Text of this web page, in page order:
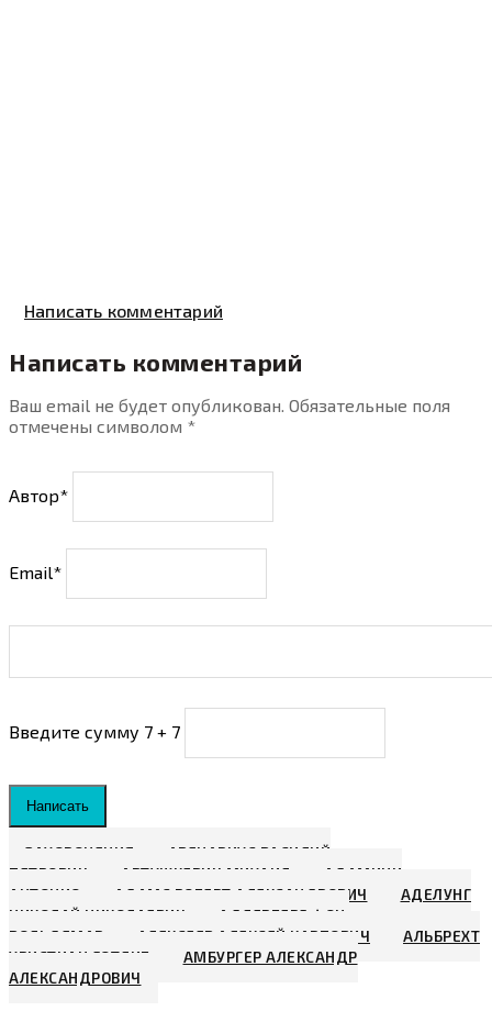
Написать комментарий
Написать комментарий
Ваш email не будет опубликован. Обязательные поля
отмечены символом *
Автор*
Email*
Введите сумму 7 + 7
Написать
ЗАХОРОНЕНИЯ
АВЕНАРИУС ВАСИЛИЙ
ПЕТРОВИЧ
АВТУШКЕВИЧ МИХАИЛ
АДАМИНИ
АНТОНИО
АДАМС РОБЕРТ АЛЕКСАНДРОВИЧ
АДЕЛУНГ
НИКОЛАЙ НИКОЛАЕВИЧ
АДЛЕРБЕРГ ФОН,
ВОЛЬДЕМАР
АЛЕКСЕЕВ АЛЕКСЕЙ КАРПОВИЧ
АЛЬБРЕХТ
ХРИСТИАН ГОТЛИБ
АМБУРГЕР АЛЕКСАНДР
АЛЕКСАНДРОВИЧ